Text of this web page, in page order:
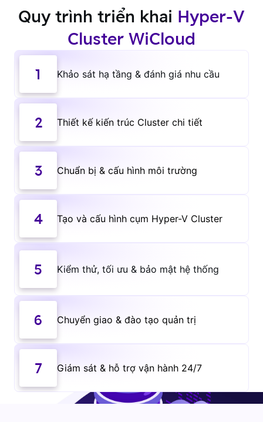
Quy trình triển khai Hyper-V
Cluster WiCloud
1 Khảo sát hạ tầng & đánh giá nhu cầu
2 Thiết kế kiến trúc Cluster chi tiết
3 Chuẩn bị & cấu hình môi trường
4 Tạo và cấu hình cụm Hyper-V Cluster
5 Kiểm thử, tối ưu & bảo mật hệ thống
6 Chuyển giao & đào tạo quản trị
7 Giám sát & hỗ trợ vận hành 24/7